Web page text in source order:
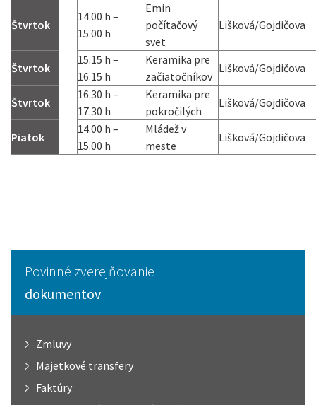
Štvrtok
14.00 h –
15.00 h
Emin
počítačový
svet
Lišková/Gojdičova
Štvrtok
15.15 h –
16.15 h
Keramika pre
začiatočníkov
Lišková/Gojdičova
Štvrtok
16.30 h –
17.30 h
Keramika pre
pokročilých
Lišková/Gojdičova
Piatok
14.00 h –
15.00 h
Mládež v
meste
Lišková/Gojdičova
Povinné zverejňovanie
dokumentov
Zmluvy
Majetkové transfery
Faktúry